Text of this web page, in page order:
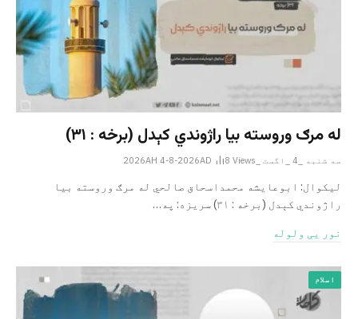
له مرګ وروسته بیا راژوندي کېدل (برخه : ۳۱)
سه شنبه _4 _اگست _2026AH 4-8-2026AD 8 Views
لیکوال: ابوعایشه محمداسحاق صالحي له مرګ وروسته بیا
راژوندي کېدل (برخه : ۳۱) سریزه: په…
نور یی ولوله
اسلام